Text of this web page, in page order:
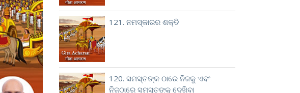
121. ନମସ୍କାରର ଶକ୍ତି
120. ସମସ୍ତଙ୍କ ଠାରେ ନିଜକୁ ଏବଂ
ନିଜଠାରେ ସମସ୍ତଙ୍କୁ ଦେଖିବା